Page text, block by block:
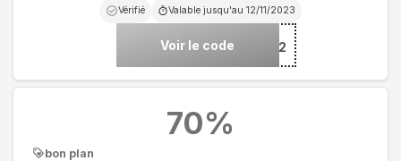
Vérifié Valable jusqu'au 12/11/2023
Voir le code ***22
bon plan
70%